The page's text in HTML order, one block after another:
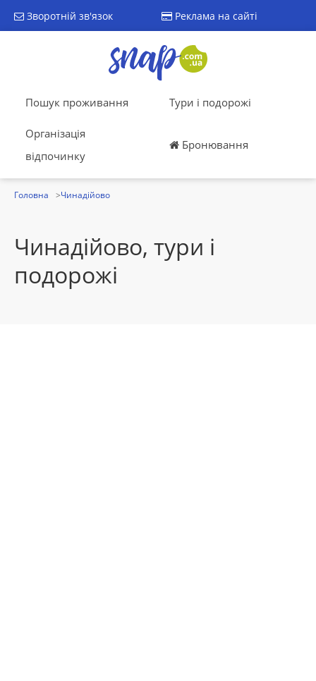
Зворотній зв'язок Реклама на сайті
Пошук проживання Тури і подорожі
Організація
відпочинку
Бронювання
Головна Чинадійово
Чинадійово, тури і
подорожі